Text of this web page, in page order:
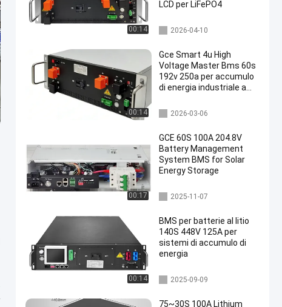
00:14
LCD per LiFePO4
bms ad alta tensione
2026-04-10
00:14
Gce Smart 4u High
Voltage Master Bms 60s
192v 250a per accumulo
di energia industriale a
bms ad alta tensione
2026-03-06
00:17
GCE 60S 100A 204.8V
Battery Management
System BMS for Solar
Energy Storage
BMS integrato
2025-11-07
00:14
BMS per batterie al litio
140S 448V 125A per
sistemi di accumulo di
energia
bms ad alta tensione
2025-09-09
75~30S 100A Lithium